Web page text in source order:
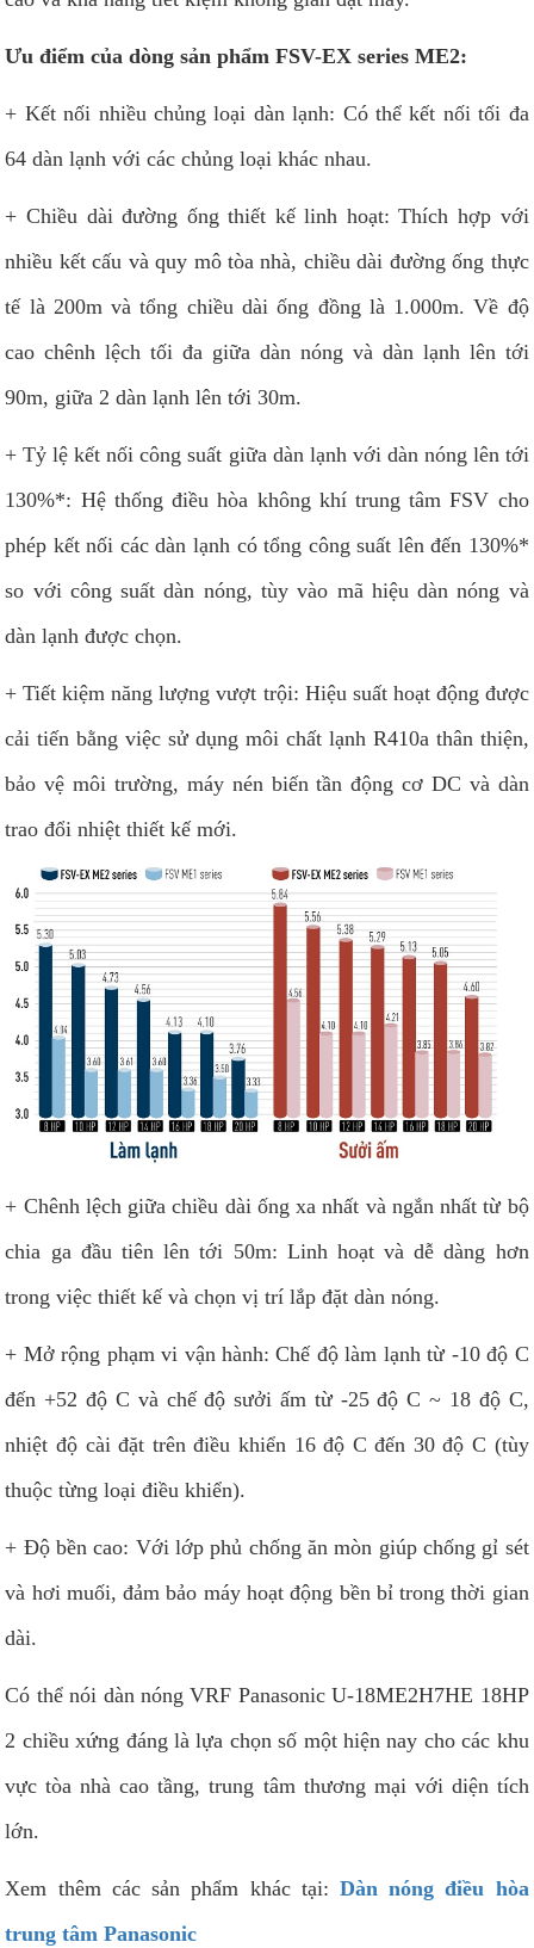
Ưu điểm của dòng sản phẩm FSV-EX series ME2:
+ Kết nối nhiều chủng loại dàn lạnh: Có thể kết nối tối đa
64 dàn lạnh với các chủng loại khác nhau.
+ Chiều dài đường ống thiết kế linh hoạt: Thích hợp với
nhiều kết cấu và quy mô tòa nhà, chiều dài đường ống thực
tế là 200m và tổng chiều dài ống đồng là 1.000m. Về độ
cao chênh lệch tối đa giữa dàn nóng và dàn lạnh lên tới
90m, giữa 2 dàn lạnh lên tới 30m.
+ Tỷ lệ kết nối công suất giữa dàn lạnh với dàn nóng lên tới
130%*: Hệ thống điều hòa không khí trung tâm FSV cho
phép kết nối các dàn lạnh có tổng công suất lên đến 130%*
so với công suất dàn nóng, tùy vào mã hiệu dàn nóng và
dàn lạnh được chọn.
+ Tiết kiệm năng lượng vượt trội: Hiệu suất hoạt động được
cải tiến bằng việc sử dụng môi chất lạnh R410a thân thiện,
bảo vệ môi trường, máy nén biến tần động cơ DC và dàn
trao đổi nhiệt thiết kế mới.
+ Chênh lệch giữa chiều dài ống xa nhất và ngắn nhất từ bộ
chia ga đầu tiên lên tới 50m: Linh hoạt và dễ dàng hơn
trong việc thiết kế và chọn vị trí lắp đặt dàn nóng.
+ Mở rộng phạm vi vận hành: Chế độ làm lạnh từ -10 độ C
đến +52 độ C và chế độ sưởi ấm từ -25 độ C ~ 18 độ C,
nhiệt độ cài đặt trên điều khiển 16 độ C đến 30 độ C (tùy
thuộc từng loại điều khiển).
+ Độ bền cao: Với lớp phủ chống ăn mòn giúp chống gỉ sét
và hơi muối, đảm bảo máy hoạt động bền bỉ trong thời gian
dài.
Có thể nói dàn nóng VRF Panasonic U-18ME2H7HE 18HP
2 chiều xứng đáng là lựa chọn số một hiện nay cho các khu
vực tòa nhà cao tầng, trung tâm thương mại với diện tích
lớn.
Xem thêm các sản phẩm khác tại: Dàn nóng điều hòa
trung tâm Panasonic